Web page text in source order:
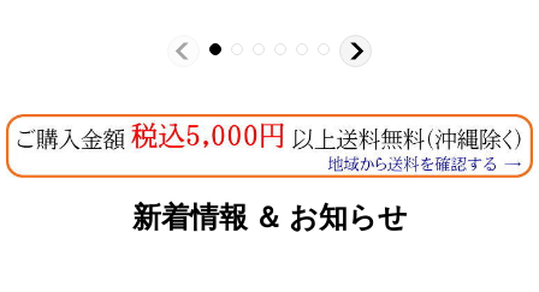
新着情報 ＆ お知らせ